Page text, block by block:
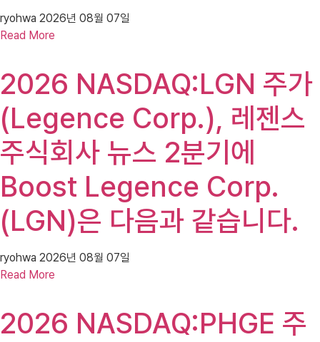
ryohwa 2026년 08월 07일
Read More
2026 NASDAQ:LGN 주가
(Legence Corp.), 레젠스
주식회사 뉴스 2분기에
Boost Legence Corp.
(LGN)은 다음과 같습니다.
ryohwa 2026년 08월 07일
Read More
2026 NASDAQ:PHGE 주